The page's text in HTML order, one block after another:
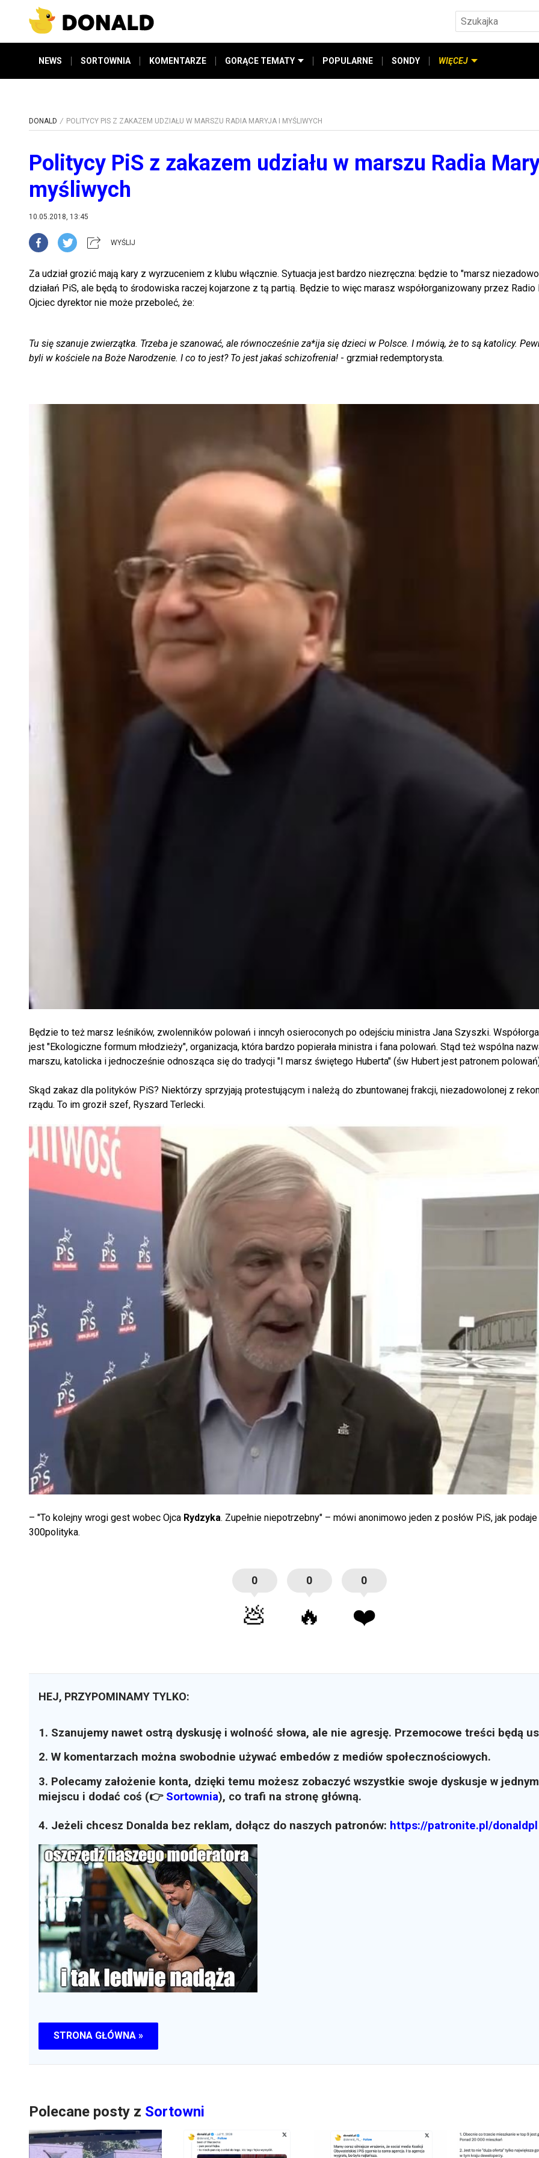
NEWS SORTOWNIA KOMENTARZE GORĄCE TEMATY POPULARNE SONDY WIĘCEJ
DONALD POLITYCY PIS Z ZAKAZEM UDZIAŁU W MARSZU RADIA MARYJA I MYŚLIWYCH
Politycy PiS z zakazem udziału w marszu Radia
myśliwych
10.05.2018, 13:45
WYŚLIJ
Za udział grozić mają kary z wyrzuceniem z klubu włącznie. Sytuacja jest bardzo niezręczna: będzie to "marsz
działań PiS, ale będą to środowiska raczej kojarzone z tą partią. Będzie to więc marasz współorganizowany przez Radio
Ojciec dyrektor nie może przeboleć, że:
Tu się szanuje zwierzątka. Trzeba je szanować, ale równocześnie za*ija się dzieci w Polsce. I mówią, że to są katolicy.
byli w kościele na Boże Narodzenie. I co to jest? To jest jakaś schizofrenia! - grzmiał redemptorysta.
Będzie to też marsz leśników, zwolenników polowań i inncyh osieroconych po odejściu ministra Jana Szyszki.
jest "Ekologiczne formum młodzieży", organizacja, która bardzo popierała ministra i fana polowań. Stąd też wspólna
marszu, katolicka i jednocześnie odnosząca się do tradycji "I marsz świętego Huberta" (św Hubert jest patronem
Skąd zakaz dla polityków PiS? Niektórzy sprzyjają protestującym i należą do zbuntowanej frakcji, niezadowolonej z
rządu. To im groził szef, Ryszard Terlecki.
– "To kolejny wrogi gest wobec Ojca Rydzyka. Zupełnie niepotrzebny" – mówi anonimowo jeden z posłów PiS, jak
300polityka.
0
💩
0
🔥
0
❤️
HEJ, PRZYPOMINAMY TYLKO:
1. Szanujemy nawet ostrą dyskusję i wolność słowa, ale nie agresję. Przemocowe treści będą
2. W komentarzach można swobodnie używać embedów z mediów społecznościowych.
3. Polecamy założenie konta, dzięki temu możesz zobaczyć wszystkie swoje dyskusje w jednym
miejscu i dodać coś (👉 Sortownia), co trafi na stronę główną.
4. Jeżeli chcesz Donalda bez reklam, dołącz do naszych patronów: https://patronite.pl/donaldpl
STRONA GŁÓWNA »
Polecane posty z Sortowni